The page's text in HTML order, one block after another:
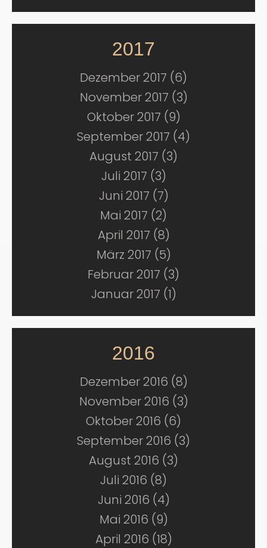
2017
Dezember 2017 (6)
November 2017 (3)
Oktober 2017 (9)
September 2017 (4)
August 2017 (3)
Juli 2017 (3)
Juni 2017 (7)
Mai 2017 (2)
April 2017 (8)
März 2017 (5)
Februar 2017 (3)
Januar 2017 (1)
2016
Dezember 2016 (8)
November 2016 (3)
Oktober 2016 (6)
September 2016 (3)
August 2016 (3)
Juli 2016 (8)
Juni 2016 (4)
Mai 2016 (9)
April 2016 (18)